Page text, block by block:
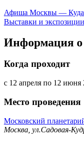
Афиша Москвы — Куда
Выставки и экспозиции
Информация
Когда проходит
с 12 апреля по 12 июня
Место проведения
Московский
Москва, ул.Садовая-